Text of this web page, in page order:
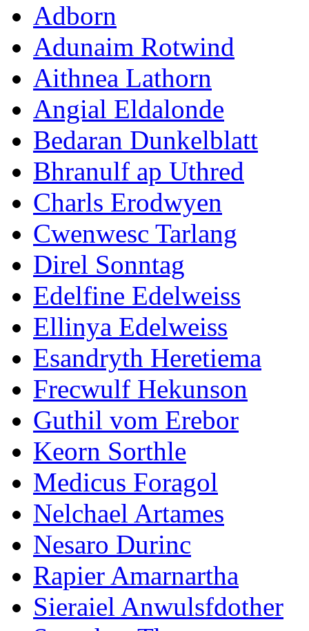
Adborn
Adunaim Rotwind
Aithnea Lathorn
Angial Eldalonde
Bedaran Dunkelblatt
Bhranulf ap Uthred
Charls Erodwyen
Cwenwesc Tarlang
Direl Sonntag
Edelfine Edelweiss
Ellinya Edelweiss
Esandryth Heretiema
Frecwulf Hekunson
Guthil vom Erebor
Keorn Sorthle
Medicus Foragol
Nelchael Artames
Nesaro Durinc
Rapier Amarnartha
Sieraiel Anwulsfdother